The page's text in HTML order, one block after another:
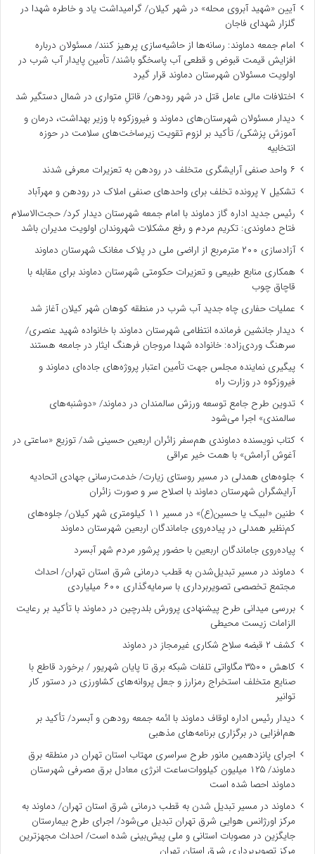
آیین «شهید آبروی محله» در شهر کیلان/ گرامیداشت یاد و خاطره شهدا در
گلزار شهدای فاجان
امام جمعه دماوند: رسانه‌ها از حاشیه‌سازی پرهیز کنند/ مسئولان درباره
افزایش قیمت قبوض و قطعی آب پاسخگو باشند/ تأمین پایدار آب شرب در
اولویت مسئولان شهرستان دماوند قرار گیرد
اختلافات مالی عامل قتل در شهر رودهن/ قاتلِ متواری در شمال دستگیر شد
دیدار مسئولان شهرستان‌های دماوند و فیروزکوه با وزیر بهداشت، درمان و
آموزش پزشکی/ تأکید بر لزوم تقویت زیرساخت‌های سلامت در حوزه
انتخابیه
۶ واحد صنفی آرایشگری متخلف در رودهن به تعزیرات معرفی شدند
تشکیل ۷ پرونده تخلف برای واحدهای صنفی املاک در رودهن و مهرآباد
رئیس جدید اداره گاز دماوند با امام جمعه شهرستان دیدار کرد/ حجت‌الاسلام
فتاح دماوندی: تکریم مردم و رفع مشکلات شهروندان اولویت مدیران باشد
آزادسازی ۲۰۰ مترمربع از اراضی ملی در پلاک مغانک شهرستان دماوند
همکاری منابع طبیعی و تعزیرات حکومتی شهرستان دماوند برای مقابله با
قاچاق چوب
عملیات حفاری چاه جدید آب شرب در منطقه کوهان شهر کیلان آغاز شد
دیدار جانشین فرمانده انتظامی شهرستان دماوند با خانواده شهید عنصری/
سرهنگ وردی‌زاده: خانواده شهدا مروجان فرهنگ ایثار در جامعه هستند
پیگیری نماینده مجلس جهت تأمین اعتبار پروژه‌های جاده‌ای دماوند و
فیروزکوه در وزارت راه
تدوین طرح جامع توسعه ورزش سالمندان در دماوند/ «دوشنبه‌های
سالمندی» اجرا می‌شود
کتاب نویسنده دماوندی هم‌سفر زائران اربعین حسینی شد/ توزیع «ساعتی در
آغوش آرامش» با همت خیر عراقی
جلوه‌های همدلی در مسیر روستای زیارت/ خدمت‌رسانی جهادی اتحادیه
آرایشگران شهرستان دماوند با اصلاح سر و صورت زائران
طنین «لبیک یا حسین(ع)» در مسیر ۱۱ کیلومتری شهر کیلان/ جلوه‌های
کم‌نظیر همدلی در پیاده‌روی جاماندگان اربعین شهرستان دماوند
پیاده‌روی جاماندگان اربعین با حضور پرشور مردم شهر آبسرد
دماوند در مسیر تبدیل‌شدن به قطب درمانی شرق استان تهران/ احداث
مجتمع تخصصی تصویربرداری با سرمایه‌گذاری ۶۰۰ میلیاردی
بررسی میدانی طرح پیشنهادی پرورش بلدرچین در دماوند با تأکید بر رعایت
الزامات زیست ‌محیطی
کشف ۲ قبضه سلاح شکاری غیرمجاز در دماوند
کاهش ۳۵۰۰ مگاواتی تلفات شبکه برق تا پایان شهریور / برخورد قاطع با
صنایع متخلف استخراج رمزارز و جعل پروانه‌های کشاورزی در دستور کار
توانیر
دیدار رئیس اداره اوقاف دماوند با ائمه جمعه رودهن و آبسرد/ تأکید بر
هم‌افزایی در برگزاری برنامه‌های مذهبی
اجرای پانزدهمین مانور طرح سراسری مهتاب استان تهران در منطقه برق
دماوند/ ۱۲۵ میلیون کیلووات‌ساعت انرژی معادل برق مصرفی شهرستان
دماوند احصا شده است
دماوند در مسیر تبدیل شدن به قطب درمانی شرق استان تهران/ دماوند به
مرکز اورژانس هوایی شرق تهران تبدیل می‌شود/ اجرای طرح بیمارستان
جایگزین در مصوبات استانی و ملی پیش‌بینی شده است/ احداث مجهزترین
مرکز تصویربرداری شرق استان تهران